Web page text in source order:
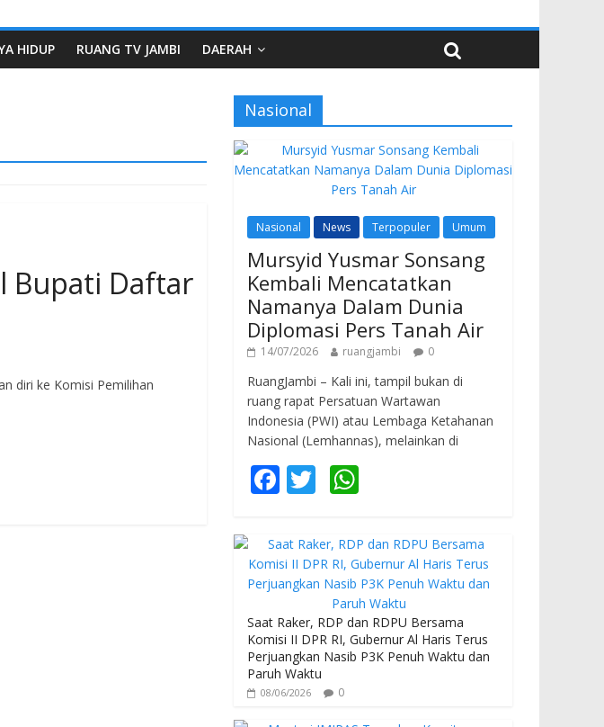
HIDUP RUANG TV JAMBI DAERAH
Bupati Daftar
diri ke Komisi Pemilihan
Nasional
Nasional News Terpopuler Umum
Mursyid Yusmar Sonsang
Kembali Mencatatkan
Namanya Dalam Dunia
Diplomasi Pers Tanah Air
14/07/2026 ruangjambi 0
RuangJambi – Kali ini, tampil bukan di
ruang rapat Persatuan Wartawan
Indonesia (PWI) atau Lembaga Ketahanan
Nasional (Lemhannas), melainkan di
F
e
b
o
o
k
T
itt
er
at
s
A
p
p
Saat Raker, RDP dan RDPU Bersama
Komisi II DPR RI, Gubernur Al Haris Terus
Perjuangkan Nasib P3K Penuh Waktu dan
Paruh Waktu
08/06/2026 0